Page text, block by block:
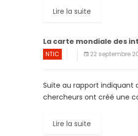
Lire la suite
La carte mondiale des
NTIC 22 septembre
Suite au rapport indiquant
chercheurs ont créé une
Lire la suite